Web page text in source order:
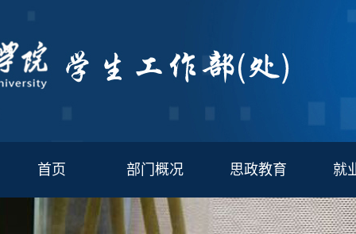
首页 部门概况 思政教育 就